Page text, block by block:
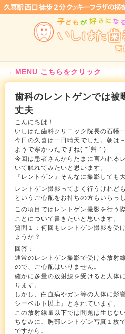
MENU こちらをクリック
歯科のレントゲンでは被
丈夫
こんにちは！
いしはた歯科クリニック院長の石幡
今日の久喜は一日晴天でした。朝は
ようで寒かったですね( *´艸｀)
今回は患者さんからたまに言われる
いて触れてみたいと思います。
『レントゲン』そんなに撮影しても
レントゲン撮影ってよく行うけれど
というご心配をお持ちの方もいらっ
この項目ではレントゲン撮影を行う
ことについて書きたいと思います。
質問１：何回もレントゲン撮影を受
ょうか？
回答：
通常のレントゲン撮影で受ける放射
ので、ご心配はいりません。
確かに多量の放射線を受けると人体
ります。
しかし、白血病やガン等の人体に影
シーベルト以上』とされています。
この放射線量以下では問題は生じな
ちなみに、胸部レントゲン写真１枚
ですから、